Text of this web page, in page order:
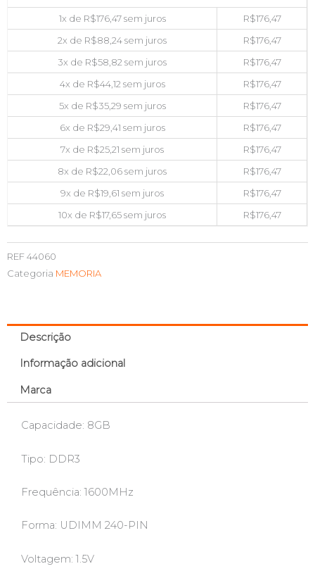
1x de R$176,47sem juros R$176,47
2x de R$88,24sem juros R$176,47
3x de R$58,82sem juros R$176,47
4x de R$44,12sem juros R$176,47
5x de R$35,29 sem juros R$176,47
6x de R$29,41 sem juros R$176,47
7x de R$25,21 sem juros R$176,47
8x de R$22,06sem juros R$176,47
9x de R$19,61 sem juros R$176,47
10x de R$17,65sem juros R$176,47
REF44060
Categoria MEMORIA
Descrição
Informação adicional
Marca
Capacidade: 8GB
Tipo: DDR3
Frequência: 1600MHz
Forma: UDIMM 240-PIN
Voltagem: 1.5V